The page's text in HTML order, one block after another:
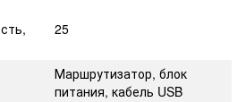
25
Маршрутизатор, блок
питания, кабель USB